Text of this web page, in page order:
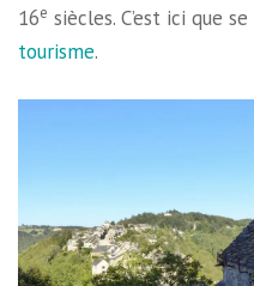
16e siècles. C’est ici que
tourisme.